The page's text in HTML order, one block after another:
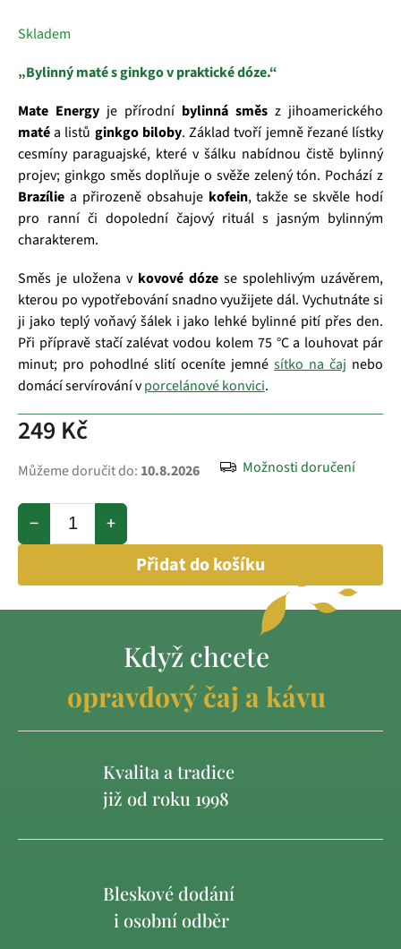
249 Kč
Skladem
Můžeme doručit do: 10.8.2026 Možnosti doručení
+
−
Přidat do košíku
„Bylinný maté s ginkgo v praktické dóze.“
Mate Energy je přírodní bylinná směs z jihoamerického
matéa listů ginkgo biloby. Základ tvoří jemně řezané lístky
cesmíny paraguajské, které v šálku nabídnou čistě bylinný
projev; ginkgo směs doplňuje o svěže zelený tón. Pochází z
Brazílie a přirozeně obsahuje kofein, takže se skvěle hodí
pro ranní či dopolední čajový rituál s jasným bylinným
charakterem.
Směs je uložena v kovové dóze se spolehlivým uzávěrem,
kterou po vypotřebování snadno využijete dál. Vychutnáte si
ji jako teplý voňavý šálek i jako lehké bylinné pití přes den.
Při přípravě stačí zalévat vodou kolem 75 °C a louhovat pár
minut; pro pohodlné slití oceníte jemné sítko na čaj nebo
domácí servírování vporcelánové konvici.
Když chcete
opravdový čaj a kávu
Kvalita a tradice
již od roku 1998
Bleskové dodání
i osobní odběr